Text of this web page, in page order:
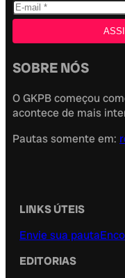
SOBRE NÓS
O GKPB começou
acontece de mais
Pautas somente em:
LINKS ÚTEIS
Envie sua pauta
EDITORIAS